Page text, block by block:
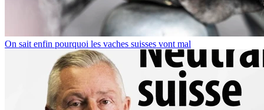
On sait enfin pourquoi les vaches suisses vont mal